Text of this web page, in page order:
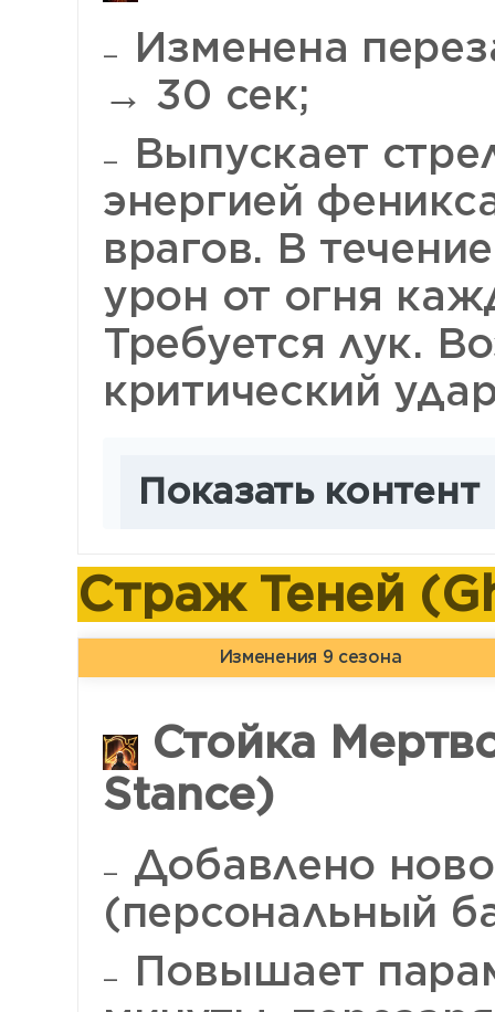
Изменена
→ 30 сек;
Выпускает
энергией
врагов. В
урон от огня
Требуется лук.
критический
Показать контент
Страж Теней
Изменения 9 сезона
Стойка
Stance)
Добавлено
(персональный
Повышает